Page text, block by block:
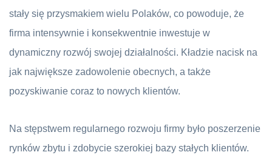
stały się przysmakiem wielu Polaków, co powoduje, że
firma intensywnie i konsekwentnie inwestuje w
dynamiczny rozwój swojej działalności. Kładzie nacisk na
jak największe zadowolenie obecnych, a także
pozyskiwanie coraz to nowych klientów.
Na stępstwem regularnego rozwoju firmy było poszerzenie
rynków zbytu i zdobycie szerokiej bazy stałych klientów.